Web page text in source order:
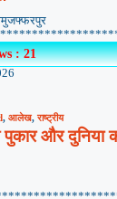
: 21
, आलेख,राष्ट्रीय
और दुनिया